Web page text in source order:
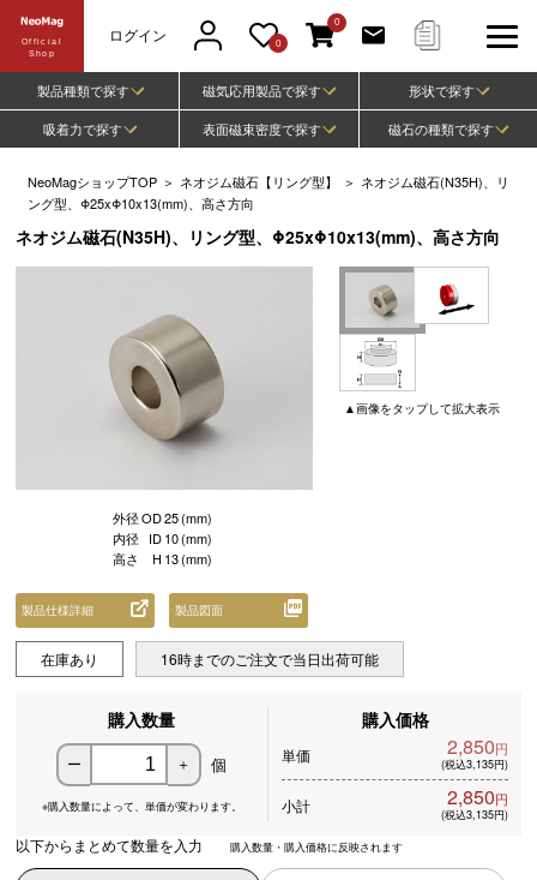
Official
Shop
ログイン 0
0
製品種類で探す 磁気応用製品で探す
形状で探す
吸着力で探す
表面磁束密度で探す 磁石の種類で探す
NeoMagショップTOP ＞ ネオジム磁石【リング型】 ＞ ネオジム磁石(N35H)、リ
ング型、Φ25xΦ10x13(mm)、高さ方向
ネオジム磁石(N35H)、リング型、Φ25xΦ10x13(mm)、高さ方向
▲画像をタップして拡大表示
外径OD25(mm)
内径 ID 10(mm)
高さ
H 13(mm)
製品仕様詳細 製品図面
在庫あり 16時までのご注文で当日出荷可能
購入数量
ー ＋ 個
※購入数量によって、 単価が変わります。
購入価格
単価 2,850円
(税込3,135円)
小計 2,850円
(税込3,135円)
以下からまとめて数量を入力 購入数量・購入価格に反映されます